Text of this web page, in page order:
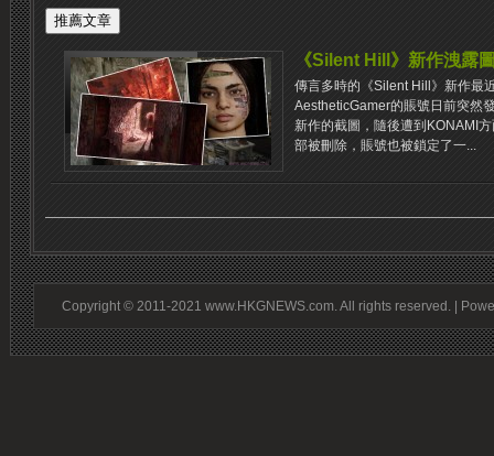
《Silent Hill》新作洩露
傳言多時的《Silent Hill》新作最
AestheticGamer的賬號日前突然
新作的截圖，隨後遭到KONAMI
部被刪除，賬號也被鎖定了一...
Copyright © 2011-2021 www.HKGNEWS.com. All rights reserved. |